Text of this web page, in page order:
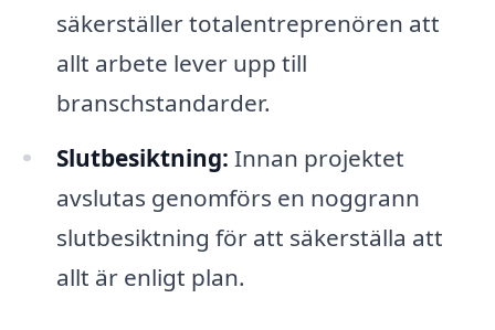
säkerställer totalentreprenören att
allt arbete lever upp till
branschstandarder.
Slutbesiktning: Innan projektet
avslutas genomförs en noggrann
slutbesiktning för att säkerställa att
allt är enligt plan.